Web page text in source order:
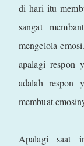
di hari itu
sangat
mengelola
apalagi respon
adalah respon
membuat
Apalagi saat